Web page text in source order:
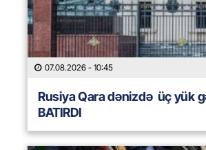
07.08.2026 - 10:45
Rusiya Qara dənizdə üç yük
BATIRDI